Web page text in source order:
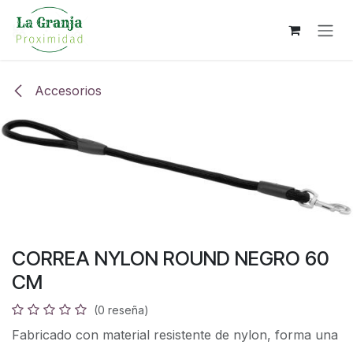
Ir al contenido
Accesorios
CORREA NYLON ROUND NEGRO 60
CM
(0 reseña)
Fabricado con material resistente de nylon, forma una